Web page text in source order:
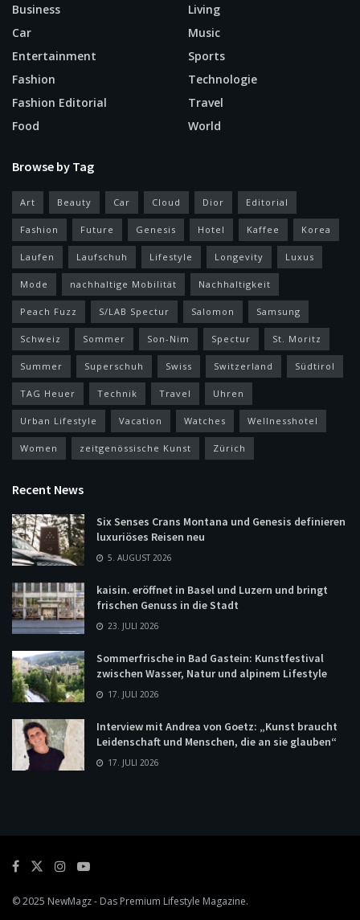
Business
Car
Entertainment
Fashion
Fashion Editorial
Food
Living
Music
Sports
Technologie
Travel
World
Browse by Tag
Art Beauty Car Cloud Dior Editorial
Fashion Future Genesis Hotel Kaffee Korea
Laufen Laufschuh Lifestyle Longevity Luxus
Mode nachhaltige Mobilität Nachhaltigkeit
Peach Fuzz S/LAB Spectur Salomon Samsung
Schweiz Sommer Son-Nim Spectur St. Moritz
Summer Superschuh Swiss Switzerland Südtirol
TAG Heuer Technik Travel Uhren
Urban Lifestyle Vacation Watches Wellnesshotel
Women zeitgenössische Kunst Zürich
Recent News
Six Senses Crans Montana und Genesis definieren
luxuriöses Reisen neu
5. AUGUST 2026
kaisin. eröffnet in Basel und Luzern und bringt
frischen Genuss in die Stadt
23. JULI 2026
Sommerfrische in Bad Gastein: Kunstfestival
zwischen Wasser, Natur und alpinem Lifestyle
17. JULI 2026
Interview mit Andrea von Goetz: „Kunst braucht
Leidenschaft und Menschen, die an sie glauben“
17. JULI 2026
© 2025 NewMagz- Das Premium Lifestyle Magazine.